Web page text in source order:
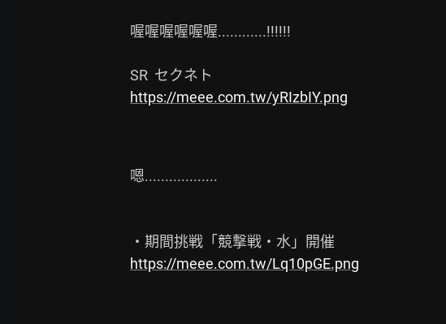
喔喔喔喔喔喔............!!!!!!
https://meee.com.tw/yRIzbIY.png
嗯..................
https://meee.com.tw/Lq10pGE.png